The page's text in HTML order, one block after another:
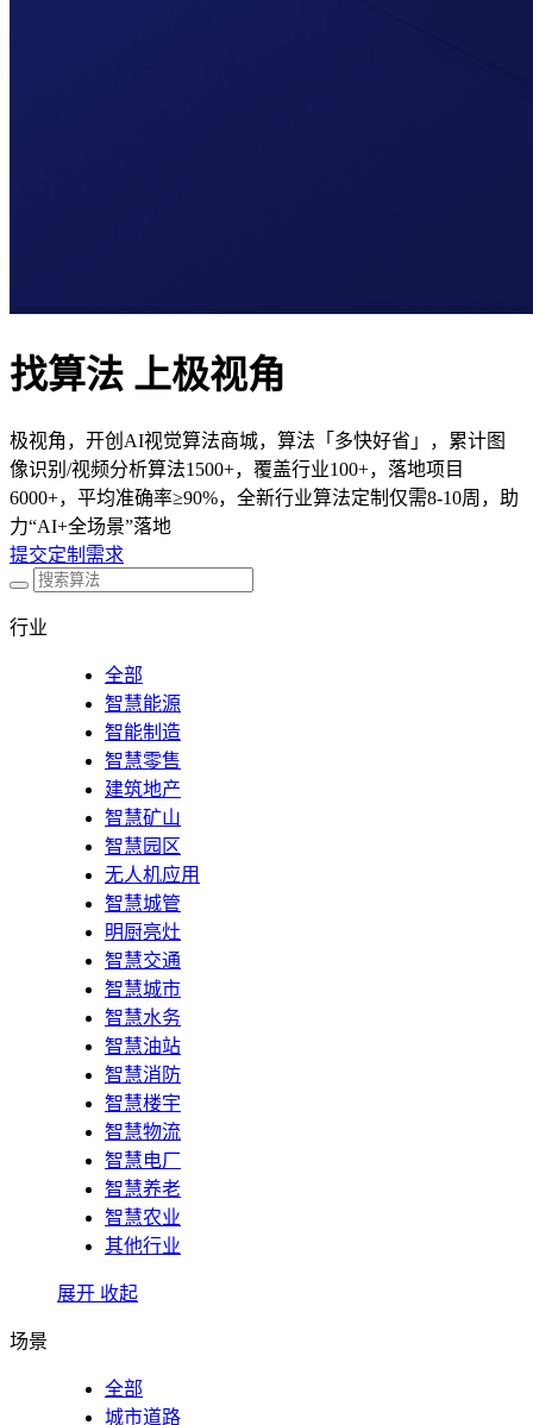
找算法 上极视角
极视角，开创AI视觉算法商城，算法「多快好省」，累计图
像识别/视频分析算法1500+，覆盖行业100+，落地项目
6000+，平均准确率≥90%，全新行业算法定制仅需8-10周，助
力“AI+全场景”落地
提交定制需求
行业
全部
智慧能源
智能制造
智慧零售
建筑地产
智慧矿山
智慧园区
无人机应用
智慧城管
明厨亮灶
智慧交通
智慧城市
智慧水务
智慧油站
智慧消防
智慧楼宇
智慧物流
智慧电厂
智慧养老
智慧农业
其他行业
展开 收起
场景
全部
城市道路